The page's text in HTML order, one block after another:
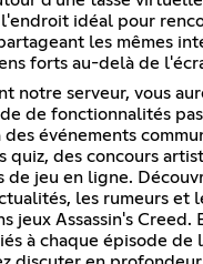
idéal pour
les mêmes
forts au-delà de
notre serveur, vous
de fonctionnalités
des événements
quiz, des concours
de jeu en ligne.
les rumeurs et
jeux Assassin's Creed.
à chaque épisode de